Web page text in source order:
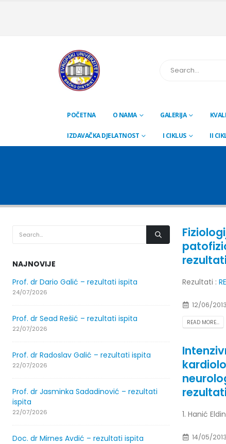
POČETNA O NAMA GALERIJA
IZDAVAČKA DJELATNOST I CIKLUS II
rezultati
Rezultati :
12/06/2013
READ MORE...
1. Hanić
14/05/2013
NAJNOVIJE
Prof. dr Dario Galić – rezultati ispita
24/07/2026
Prof. dr Sead Rešić – rezultati ispita
22/07/2026
Prof. dr Radoslav Galić – rezultati ispita
22/07/2026
Prof. dr Jasminka Sadadinović – rezultati
ispita
22/07/2026
Doc. dr Mirnes Avdić – rezultati ispita
30/07/2026
Prof. dr
29/07/2026
Prof. dr
Prof. dr
25/07/2026